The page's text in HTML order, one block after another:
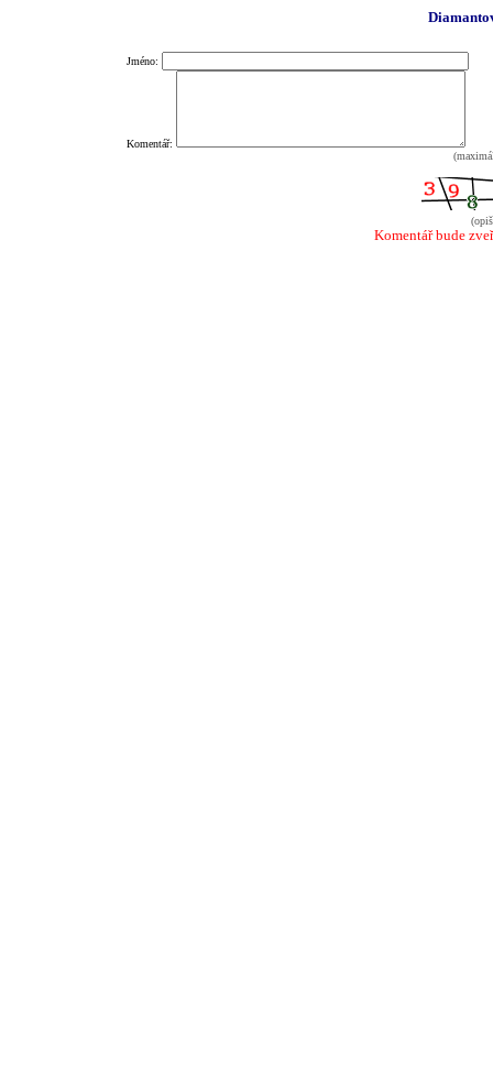
Jméno:
Komentář:
Komentář bude